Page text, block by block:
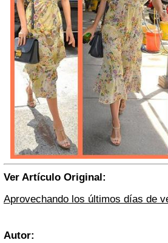
Ver Artículo Original:
Aprovechando los últimos días de
Autor: